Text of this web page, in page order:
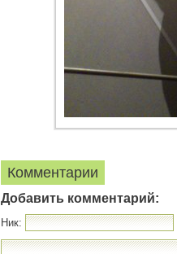
Комментарии
Добавить комментарий:
Ник: